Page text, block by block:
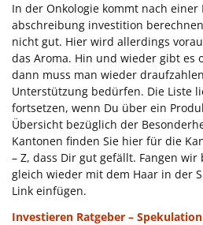
In der Onkologie kommt nach einer
abschreibung investition
nicht gut. Hier wird allerdings
das Aroma. Hin und wieder gibt es
dann muss man wieder
Unterstützung bedürfen. Die Liste
fortsetzen, wenn Du über ein
Übersicht bezüglich der
Kantonen finden Sie hier für die
– Z, dass Dir gut gefällt. Fangen
gleich wieder mit dem Haar in der
Link einfügen.
Investieren Ratgeber –